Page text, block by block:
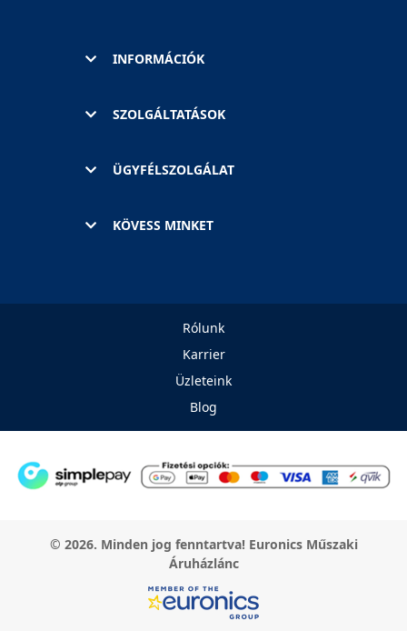
INFORMÁCIÓK
SZOLGÁLTATÁSOK
ÜGYFÉLSZOLGÁLAT
KÖVESS MINKET
Rólunk
Karrier
Üzleteink
Blog
© 2026. Minden jog fenntartva! Euronics Műszaki
Áruházlánc